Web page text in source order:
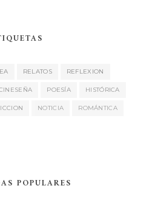
RELATOS REFLEXION
POESÍA HISTÓRICA
NOTICIA ROMÁNTICA
POPULARES